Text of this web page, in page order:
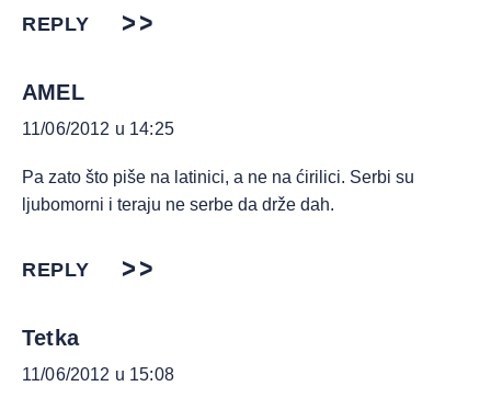
REPLY
AMEL
11/06/2012 u 14:25
Pa zato što piše na latinici, a ne na ćirilici. Serbi su
ljubomorni i teraju ne serbe da drže dah.
REPLY
Tetka
11/06/2012 u 15:08